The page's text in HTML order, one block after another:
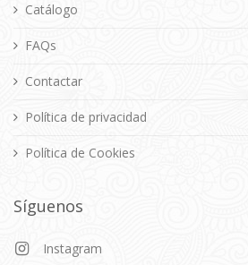
Catálogo
FAQs
Contactar
Política de privacidad
Política de Cookies
Síguenos
Instagram